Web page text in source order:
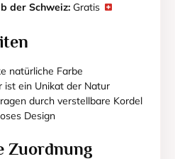
der Schweiz: Gratis
natürliche Farbe
ist ein Unikat der Natur
durch verstellbare Kordel
Design
Zuordnung